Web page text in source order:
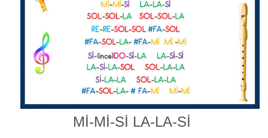
Mİ-Mİ-Sİ LA-LA-Sİ